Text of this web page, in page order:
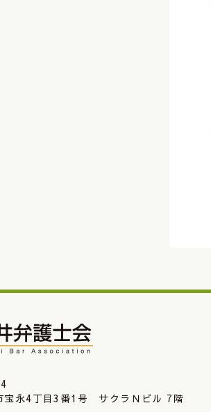
宝永4丁目3番1号 サクラＮビル 7階